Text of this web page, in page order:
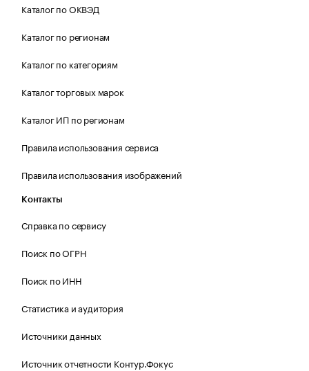
Каталог по ОКВЭД
Каталог по регионам
Каталог по категориям
Каталог торговых марок
Каталог ИП по регионам
Правила использования сервиса
Правила использования изображений
Контакты
Справка по сервису
Поиск по ОГРН
Поиск по ИНН
Статистика и аудитория
Источники данных
Источник отчетности Контур.Фокус